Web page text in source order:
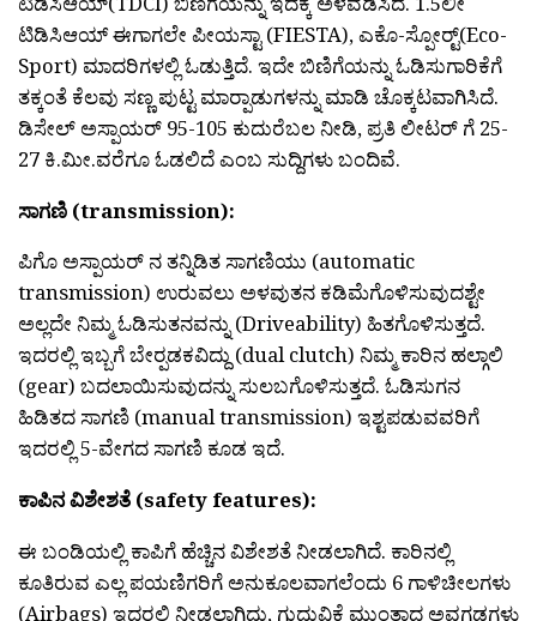
ಟಿಡಿಸಿಆಯ್ ಈಗಾಗಲೇ ಪೀಯಸ್ಟಾ (FIESTA), ಎಕೊ-ಸ್ಪೋರ‍್ಟ್(Eco-
Sport) ಮಾದರಿಗಳಲ್ಲಿ ಓಡುತ್ತಿದೆ. ಇದೇ ಬಿಣಿಗೆಯನ್ನು ಓಡಿಸುಗಾರಿಕೆಗೆ
ತಕ್ಕಂತೆ ಕೆಲವು ಸಣ್ಣ ಪುಟ್ಟ ಮಾರ‍್ಪಾಡುಗಳನ್ನು ಮಾಡಿ ಚೊಕ್ಕಟವಾಗಿಸಿದೆ.
ಡಿಸೇಲ್ ಅಸ್ಪಾಯರ್ 95-105 ಕುದುರೆಬಲ ನೀಡಿ, ಪ್ರತಿ ಲೀಟರ್ ಗೆ 25-
27 ಕಿ.ಮೀ.ವರೆಗೂ ಓಡಲಿದೆ ಎಂಬ ಸುದ್ದಿಗಳು ಬಂದಿವೆ.
ಸಾಗಣಿ (transmission):
ಪಿಗೊ ಅಸ್ಪಾಯರ್ ನ ತನ್ನಿಡಿತ ಸಾಗಣಿಯು (automatic
transmission) ಉರುವಲು ಅಳವುತನ ಕಡಿಮೆಗೊಳಿಸುವುದಶ್ಟೇ
ಅಲ್ಲದೇ ನಿಮ್ಮ ಓಡಿಸುತನವನ್ನು (Driveability) ಹಿತಗೊಳಿಸುತ್ತದೆ.
ಇದರಲ್ಲಿ ಇಬ್ಬಗೆ ಬೇರ‍್ಪಡಕವಿದ್ದು (dual clutch) ನಿಮ್ಮ ಕಾರಿನ ಹಲ್ಗಾಲಿ
(gear) ಬದಲಾಯಿಸುವುದನ್ನು ಸುಲಬಗೊಳಿಸುತ್ತದೆ. ಓಡಿಸುಗನ
ಹಿಡಿತದ ಸಾಗಣಿ (manual transmission) ಇಶ್ಟಪಡುವವರಿಗೆ
ಇದರಲ್ಲಿ 5-ವೇಗದ ಸಾಗಣಿ ಕೂಡ ಇದೆ.
ಕಾಪಿನ ವಿಶೇಶತೆ (safety features):
ಈ ಬಂಡಿಯಲ್ಲಿ ಕಾಪಿಗೆ ಹೆಚ್ಚಿನ ವಿಶೇಶತೆ ನೀಡಲಾಗಿದೆ. ಕಾರಿನಲ್ಲಿ
ಕೂತಿರುವ ಎಲ್ಲ ಪಯಣಿಗರಿಗೆ ಅನುಕೂಲವಾಗಲೆಂದು 6 ಗಾಳಿಚೀಲಗಳು
(Airbags) ಇದರಲ್ಲಿ ನೀಡಲಾಗಿದ್ದು, ಗುದ್ದುವಿಕೆ ಮುಂತಾದ ಅವಗಡಗಳು